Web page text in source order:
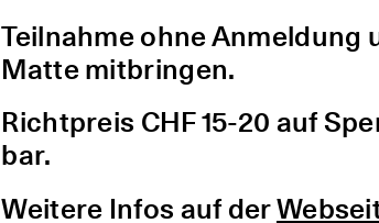
Teilnahme ohne Anmeldung
Matte mitbringen.
Richtpreis CHF 15-20 auf
bar.
Weitere Infos auf der